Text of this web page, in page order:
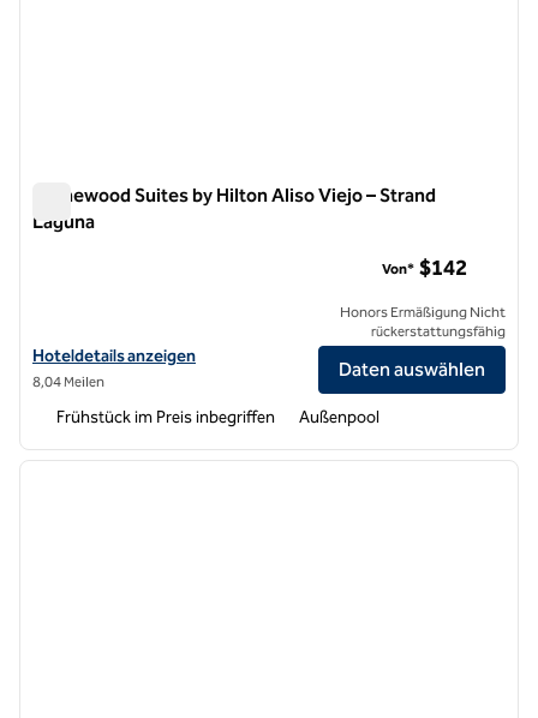
Homewood Suites by Hilton Aliso Viejo – Strand
Laguna
Hoteldetails für Homewood Suites by Hilton Aliso Viejo – Laguna
Hoteldetails anzeigen
8,04 Meilen
Von* $142
Honors Ermäßigung Nicht
rückerstattungsfähig
Daten auswählen
Frühstück im Preis inbegriffen Außenpool
1 von 13